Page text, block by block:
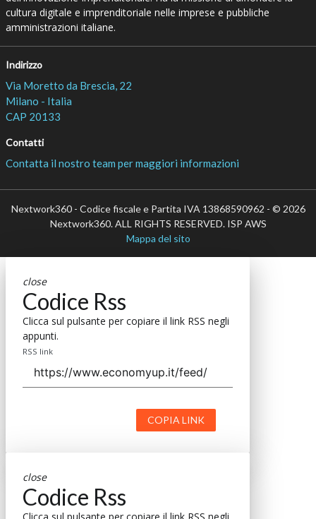
cultura digitale e imprenditoriale nelle imprese e pubbliche
amministrazioni italiane.
Indirizzo
Via Moretto da Brescia, 22
Milano - Italia
CAP 20133
Contatti
Contatta il nostro team per maggiori informazioni
Nextwork360 - Codice fiscale e Partita IVA 13868590962 - © 2026
Nextwork360. ALL RIGHTS RESERVED. ISP AWS
Mappa del sito
close
Codice Rss
Clicca sul pulsante per copiare il link RSS negli
appunti.
RSS link
COPIA LINK
close
Codice Rss